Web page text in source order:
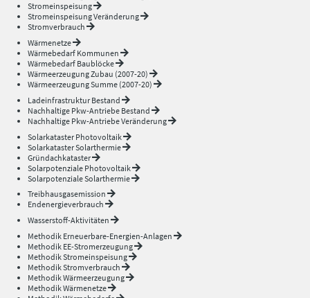
Stromeinspeisung
Stromeinspeisung Veränderung
Stromverbrauch
Wärmenetze
Wärmebedarf Kommunen
Wärmebedarf Baublöcke
Wärmeerzeugung Zubau (2007-20)
Wärmeerzeugung Summe (2007-20)
Ladeinfrastruktur Bestand
Nachhaltige Pkw-Antriebe Bestand
Nachhaltige Pkw-Antriebe Veränderung
Solarkataster Photovoltaik
Solarkataster Solarthermie
Gründachkataster
Solarpotenziale Photovoltaik
Solarpotenziale Solarthermie
Treibhausgasemission
Endenergieverbrauch
Wasserstoff-Aktivitäten
Methodik Erneuerbare-Energien-Anlagen
Methodik EE-Stromerzeugung
Methodik Stromeinspeisung
Methodik Stromverbrauch
Methodik Wärmeerzeugung
Methodik Wärmenetze